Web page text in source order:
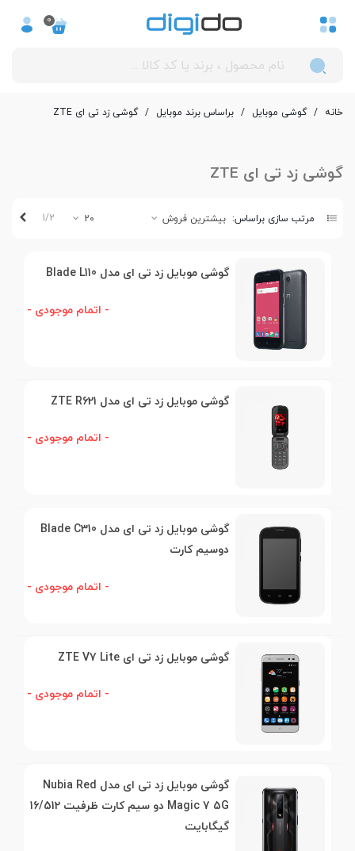
0
خانه / گوشی موبایل / بر‌اساس برند موبایل / گوشی زد تی ای ZTE
گوشی زد تی ای ZTE
مرتب سازی براساس: بیشترین فروش 20
1/2
گوشی موبایل زد تی ای مدل Blade L110
- اتمام موجودی -
گوشی موبایل زد تی ای مدل ZTE R621
- اتمام موجودی -
گوشی موبایل زد تی ای مدل Blade C310
دوسیم کارت
- اتمام موجودی -
گوشی موبایل زد تی ای ZTE V7 Lite
- اتمام موجودی -
گوشی موبایل زد تی ای مدل Nubia Red
Magic 7 5G دو سیم کارت ظرفیت 16/512
گیگابایت